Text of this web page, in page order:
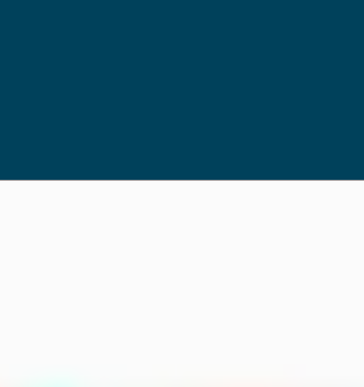
E
TH-1/TH2